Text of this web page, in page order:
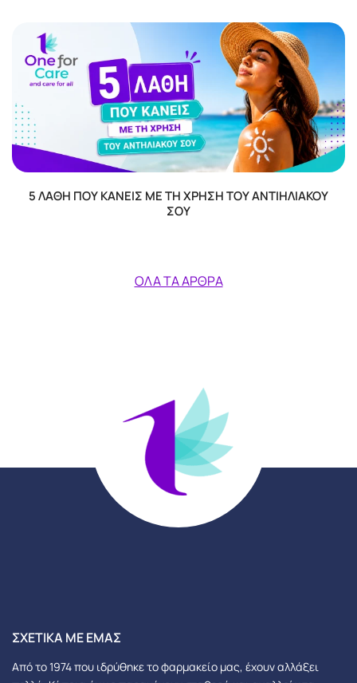
5 ΛΆΘΗ ΠΟΥ ΚΆΝΕΙΣ ΜΕ ΤΗ ΧΡΉΣΗ ΤΟΥ ΑΝΤΙΗΛΙΑΚΟΎ
ΣΟΥ
ΌΛΑ ΤΑ ΆΡΘΡΑ
ΣΧΕΤΙΚΆ ΜΕ ΕΜΆΣ
Από το 1974 που ιδρύθηκε το φαρμακείο μας, έχουν αλλάξει